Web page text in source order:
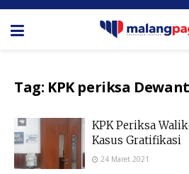
Tag: KPK periksa
KPK Periksa
Kasus Gratifikasi
24 Maret 2021